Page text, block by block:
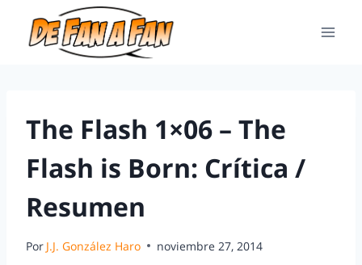
The Flash 1×06 – The
Flash is Born: Crítica /
Resumen
Por J.J. González Haro noviembre 27, 2014